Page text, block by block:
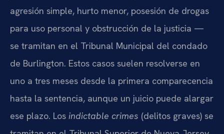
agresión simple, hurto menor, posesión de drogas
para uso personal y obstrucción de la justicia —
se tramitan en el Tribunal Municipal del condado
de Burlington. Estos casos suelen resolverse en
uno a tres meses desde la primera comparecencia
hasta la sentencia, aunque un juicio puede alargar
ese plazo. Los indictable crimes (delitos graves) se